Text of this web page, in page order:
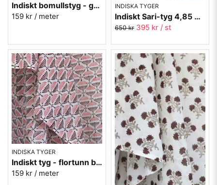
Indiskt bomullstyg - grå/plommon - Lotus nr.3
159 kr / meter
INDISKA TYGER
Indiskt Sari-tyg 4,85 meter- svart-röd
650 kr 395 kr / st
INDISKA TYGER
Indiskt tyg - flortunn bomull - nr 3
159 kr / meter